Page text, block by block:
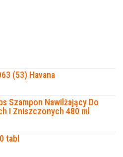
(53) Havana
Szampon Nawilżający Do
I Zniszczonych 480 ml
tabl